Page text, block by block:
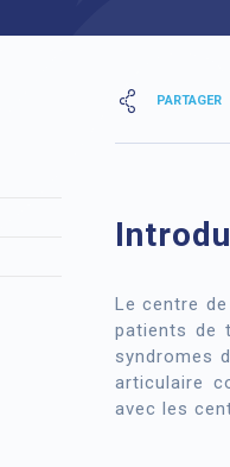
PARTAGER
Le centre
patients de
syndromes
articulaire
avec les